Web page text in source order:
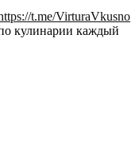
t.me/VirturaVkusno
кулинарии каждый